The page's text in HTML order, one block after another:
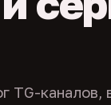
TG-каналов,